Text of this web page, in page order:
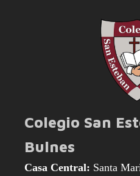
Colegio San
Bulnes
Casa Central: Santa